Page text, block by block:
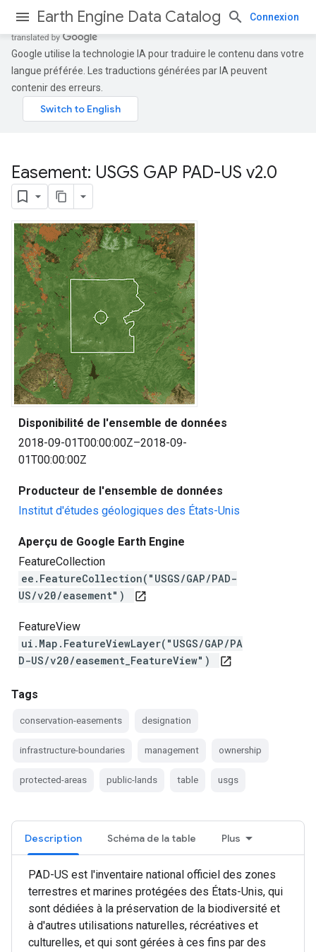
Earth Engine Data Catalog Connexion
Google utilise la technologie IA pour traduire le contenu dans votre
langue préférée. Les traductions générées par IA peuvent
contenir des erreurs.
Easement: USGS GAP PAD-US v2.0
Disponibilité de l'ensemble de données
2018-09-01T00:00:00Z–2018-09-
01T00:00:00Z
Producteur de l'ensemble de données
Institut d'études géologiques des États-Unis
Aperçu de Google Earth Engine
FeatureCollection
ee.FeatureCollection("USGS/GAP/PAD-
US/v20/easement")
open_in_new
FeatureView
ui.Map.FeatureViewLayer("USGS/GAP/PA
D-US/v20/easement_FeatureView")
open_in_new
Tags
conservation-easements designation
infrastructure-boundaries management ownership
protected-areas public-lands table usgs
Description Schéma de la table Plus
PAD-US est l'inventaire national officiel des zones
terrestres et marines protégées des États-Unis, qui
sont dédiées à la préservation de la biodiversité et
à d'autres utilisations naturelles, récréatives et
culturelles, et qui sont gérées à ces fins par des